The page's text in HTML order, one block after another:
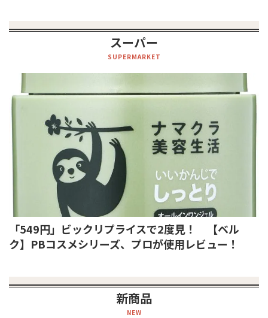
スーパー
SUPERMARKET
「549円」ビックリプライスで2度見！ 【ベル
ク】PBコスメシリーズ、プロが使用レビュー！
新商品
NEW